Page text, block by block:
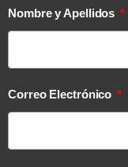
Nombre y Apellidos
Correo Electrónico